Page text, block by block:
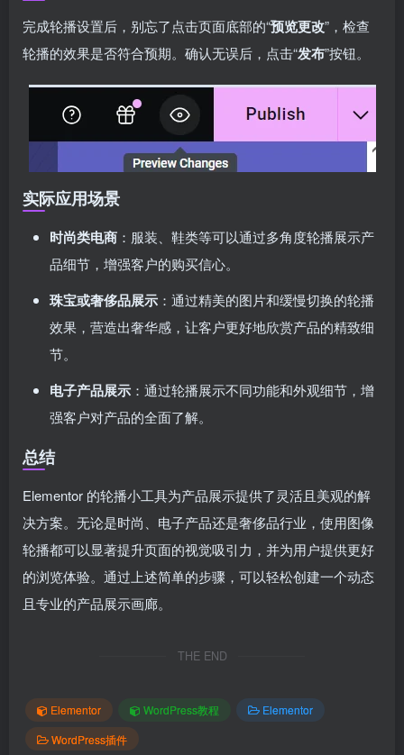
完成轮播设置后，别忘了点击页面底部的“预览更改”，检查
轮播的效果是否符合预期。确认无误后，点击“发布”按钮。
实际应用场景
时尚类电商 ：服装、鞋类等可以通过多角度轮播展示产
品细节，增强客户的购买信心。
珠宝或奢侈品展示 ：通过精美的图片和缓慢切换的轮播
效果，营造出奢华感，让客户更好地欣赏产品的精致细
节。
电子产品展示 ：通过轮播展示不同功能和外观细节，增
强客户对产品的全面了解。
总结
Elementor 的轮播小工具为产品展示提供了灵活且美观的解
决方案。无论是时尚、电子产品还是奢侈品行业，使用图像
轮播都可以显著提升页面的视觉吸引力，并为用户提供更好
的浏览体验。通过上述简单的步骤，可以轻松创建一个动态
且专业的产品展示画廊。
THE END
Elementor WordPress教程
Elementor
WordPress插件